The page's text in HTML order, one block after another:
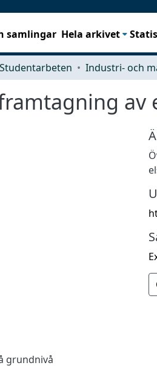
samlingar Hela arkivet
Studentarbeten
grundnivå